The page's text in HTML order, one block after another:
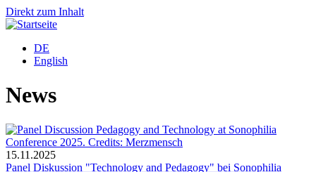
Direkt zum Inhalt
DE
English
News
15.11.2025
Panel Diskussion "Technology and Pedagogy" bei Sonophilia